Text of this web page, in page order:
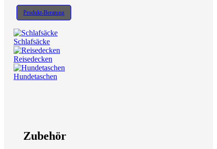
Produkt-Beratung
Schlafsäcke
Reisedecken
Hundetaschen
Zubehör